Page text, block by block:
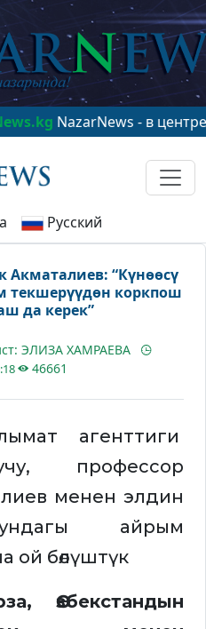
- в центре
Русский
Акматалиев: “Күнөөсү
текшерүүдөн коркпош
да керек”
ЭЛИЗА ХАМРАЕВА
46661
агенттиги
профессор
менен элдин
айрым
ой бөлүштүк
Өзбекстандын